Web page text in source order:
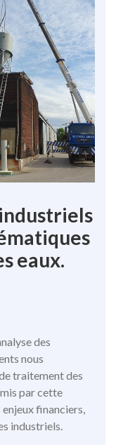
eaux.
des
nous
traitement des
par cette
financiers,
industriels.